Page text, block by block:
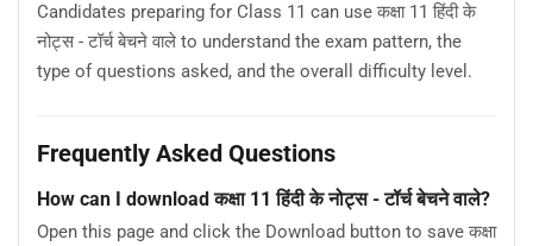
Candidates preparing for Class 11 can use कक्षा 11 हिंदी के
नोट्स - टॉर्च बेचने वाले to understand the exam pattern, the
type of questions asked, and the overall difficulty level.
Frequently Asked Questions
How can I download कक्षा 11 हिंदी के नोट्स - टॉर्च बेचने वाले?
Open this page and click the Download button to save कक्षा